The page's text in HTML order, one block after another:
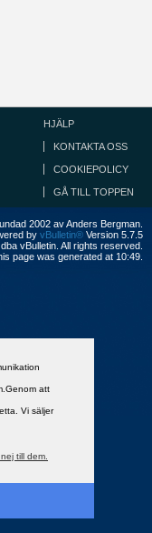
att
Vi säljer
till dem.
HJÄLP
KONTAKTA OSS
COOKIEPOLICY
GÅ TILL TOPPEN
2002 av Anders Bergman.
by vBulletin® Version 5.7.5
vBulletin. All rights reserved.
page was generated at 10:49.